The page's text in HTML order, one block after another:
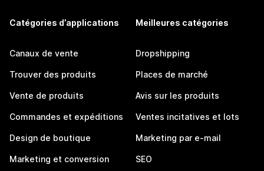
Catégories d’applications
Canaux de vente
Trouver des produits
Vente de produits
Commandes et expéditions
Design de boutique
Marketing et conversion
Meilleures catégories
Dropshipping
Places de marché
Avis sur les produits
Ventes incitatives et lots
Marketing par e-mail
SEO